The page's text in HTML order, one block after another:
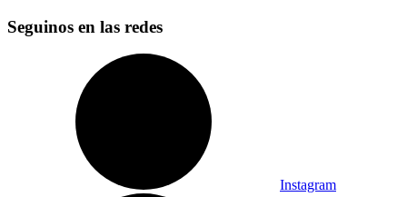
Seguinos en las redes
Instagram